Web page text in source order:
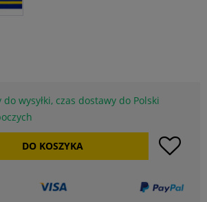
wysyłki, czas dostawy do Polski
DO KOSZYKA